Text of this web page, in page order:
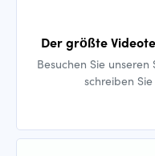
Der größte
Besuchen Sie
schreiben